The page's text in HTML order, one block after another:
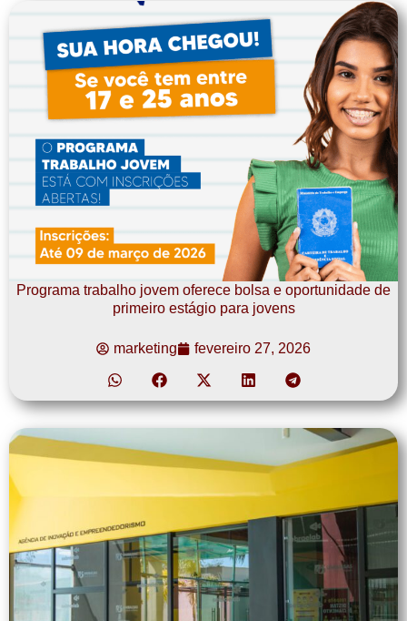
Programa trabalho jovem oferece bolsa e oportunidade de
primeiro estágio para jovens
marketing fevereiro 27, 2026